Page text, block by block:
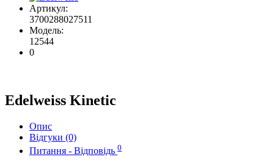
Артикул:
3700288027511
Модель:
12544
0
Edelweiss Kinetic
Опис
Відгуки (0)
Питання - Відповідь 0